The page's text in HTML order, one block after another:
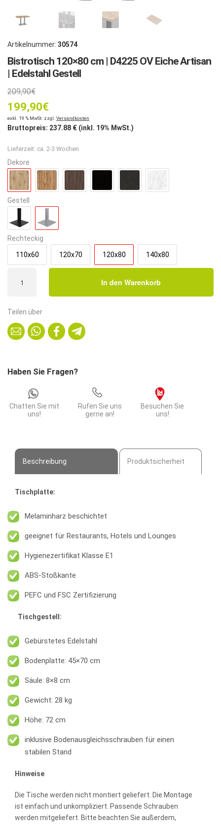
Artikelnummer: 30574
Bistrotisch 120×80 cm | D4225 OV Eiche Artisan
| Edelstahl Gestell
209,90€Ursprünglicher
Preis
war:
209,90€
199,90€
Aktueller
Preis
ist:
199,90€.
exkl. 19 % MwSt. zzgl. Versandkosten
Bruttopreis: 237.88 € (inkl. 19% MwSt.)
Lieferzeit: ca. 2-3 Wochen
Dekore
Gestell
Rechteckig
110x60 120x70 120x80 140x80
120x80
|
OV
Eiche
Edelstahl
Menge
In den Warenkorb
Teilen über
Haben Sie Fragen?
Chatten Sie mit
uns!
Rufen Sie uns
gerne an!
Besuchen Sie
uns!
Beschreibung Produktsicherheit
Tischplatte:
Melaminharz beschichtet
geeignet für Restaurants, Hotels und Lounges
Hygienezertifikat Klasse E1
ABS-Stoßkante
PEFC und FSC Zertifizierung
Tischgestell:
Gebürstetes Edelstahl
Bodenplatte: 45×70 cm
Säule: 8×8 cm
Gewicht: 28 kg
Höhe: 72 cm
inklusive Bodenausgleichsschrauben für einen
stabilen Stand
Hinweise
Die Tische werden nicht montiert geliefert. Die Montage
ist einfach und unkompliziert. Passende Schrauben
werden mitgeliefert. Bitte beachten Sie außerdem,